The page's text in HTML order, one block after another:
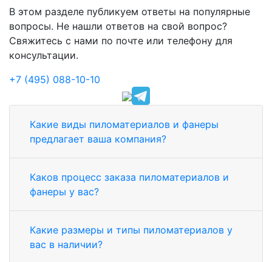
В этом разделе публикуем ответы на популярные
вопросы. Не нашли ответов на свой вопрос?
Свяжитесь с нами по почте или телефону для
консультации.
+7 (495) 088-10-10
Какие виды пиломатериалов и фанеры
предлагает ваша компания?
Каков процесс заказа пиломатериалов и
фанеры у вас?
Какие размеры и типы пиломатериалов у
вас в наличии?